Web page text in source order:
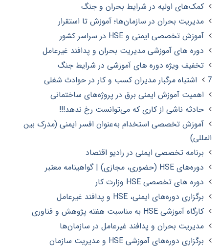
کمک‌های اولیه در شرایط بحران و جنگ
مدیریت بحران در سازمان‌ها؛ آموزش تا استقرار
آموزش تخصصی ایمنی و HSE در سراسر کشور
دوره های آموزشی مدیریت بحران و پدافند غیرعامل
تخفیف ویژه دوره های آموزشی در شرایط جنگ
7 اشتباه مرگبار مدیران کسب و کار در حوادث شغلی
اهمیت آموزش ایمنی برق در پروژه‌های ساختمانی
حادثه‌ ناشی از کاری که می‌توانست رخ ندهد!!!
آموزش تخصصی استخدام به‌عنوان افسر ایمنی (مدرک بین
المللی)
برنامه تخصصی ایمنی در رادیو اقتصاد
دوره‌های HSE (حضوری، مجازی) | گواهینامه معتبر
دوره های تخصصی HSE وزارت کار
برگزاری دوره‌های ایمنی، HSE و پدافند غیرعامل
کارگاه آموزشی HSE به مناسبت هفته پژوهش و فناوری
مدیریت بحران و پدافند غیرعامل در سازمان‌ها
برگزاری دوره‌های آموزشی HSE و مدیریت سازمان